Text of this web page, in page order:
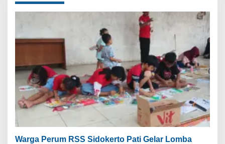
Warga Perum RSS Sidokerto Pati Gelar Lomba